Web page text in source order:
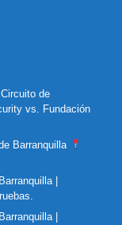
de
vs. Fundación
Barranquilla
|
|